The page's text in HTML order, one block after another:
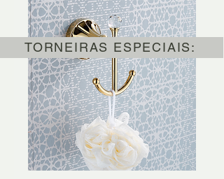
TORNEIRAS ESPECIAIS: